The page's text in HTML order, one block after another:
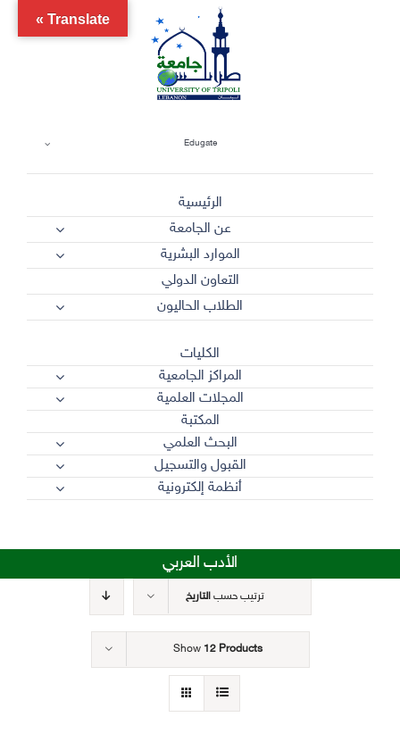
Edugate
الرئيسية
عن الجامعة
الموارد البشرية
التعاون الدولي
الطلاب الحاليون
الكليات
المراكز الجامعية
المجلات العلمية
المكتبة
البحث العلمي
القبول والتسجيل
أنظمة إلكترونية
الأدب العربي
ترتيب حسبالتاريخ
Show 12 Products
Translate »